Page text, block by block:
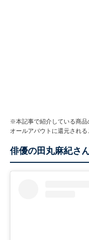
※本記事で紹介している商品
オールアバウトに還元される
俳優の田丸麻紀さ